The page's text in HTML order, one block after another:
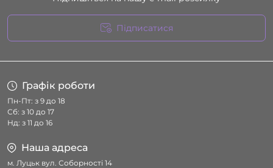
Підписатися
Графік роботи
Пн-Пт: з 9 до 18
Сб: з 10 до 17
Нд: з 11 до 16
Наша адреса
м. Луцьк вул. Соборності 14